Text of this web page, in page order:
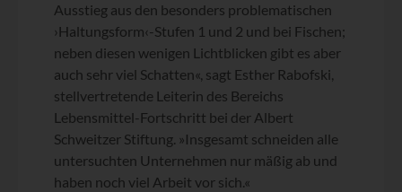
Ausstieg aus den besonders problematischen
›Haltungsform‹-Stufen 1 und 2 und bei Fischen;
neben diesen wenigen Lichtblicken gibt es aber
auch sehr viel Schatten«, sagt Esther Rabofski,
stellvertretende Leiterin des Bereichs
Lebensmittel-Fortschritt bei der Albert
Schweitzer Stiftung. »Insgesamt schneiden alle
untersuchten Unternehmen nur mäßig ab und
haben noch viel Arbeit vor sich.«